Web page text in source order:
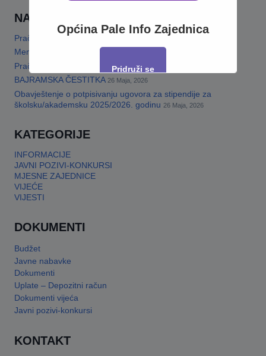
NAJNOVIJE
Pračansko ljeto 2026 · Program za djecu
Memorijalni turnir„Šefko Mutapčić“
Pračansko Ljeto 2026 13 Jula, 2026
BAJRAMSKA ČESTITKA 26 Maja, 2026
Obavještenje o potpisivanju ugovora za stipendije za
školsku/akademsku 2025/2026. godinu 26 Maja, 2026
KATEGORIJE
INFORMACIJE
JAVNI POZIVI-KONKURSI
MJESNE ZAJEDNICE
VIJEĆE
VIJESTI
DOKUMENTI
Budžet
Javne nabavke
Dokumenti
Uplate – Depozitni račun
Dokumenti vijeća
Javni pozivi-konkursi
KONTAKT
Općina Pale Info Zajednica
Pridruži se
This will close in17seconds